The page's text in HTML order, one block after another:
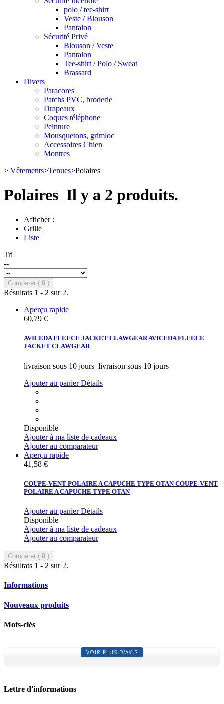
polo / tee-shirt
Veste / Blouson
Pantalon
Sécurité Privé
Blouson / Veste
Pantalon
Tee-shirt / Polo / Sweat
Brassard
Divers
Paracores
Patchs PVC, broderie
Drapeaux
Coques téléphone
Peinture
Mousquetons, grimloc
Accessoires Chien
Montres
> Vêtements>Tenues>Polaires
Polaires Il y a 2 produits.
Afficher :
Grille
Liste
Tri
--
Comparer ( 0 )
Résultats 1 - 2 sur 2.
Aperçu rapide
60,79 €
AVICEDA FLEECE JACKET CLAWGEAR AVICEDA FLEECE
JACKET CLAWGEAR
livraison sous 10 jours livraison sous 10 jours
Ajouter au panier Détails
Disponible
Ajouter à ma liste de cadeaux
Ajouter au comparateur
Aperçu rapide
41,58 €
COUPE-VENT POLAIRE A CAPUCHE TYPE OTAN COUPE-VENT
POLAIRE A CAPUCHE TYPE OTAN
Ajouter au panier Détails
Disponible
Ajouter à ma liste de cadeaux
Ajouter au comparateur
Comparer ( 0 )
Résultats 1 - 2 sur 2.
Informations
Nouveaux produits
Mots-clés
VOIR PLUS D'AVIS
Lettre d'informations